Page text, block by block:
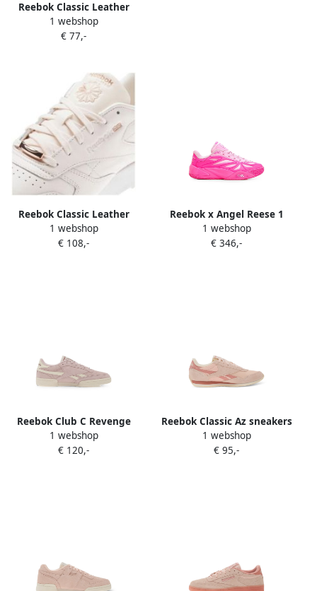
Reebok Classic Leather
"Metallic" basisschool
Schoenen
1 webshop
€ 77,-
Reebok Classic Leather
Dames Schoenen
1 webshop
€ 108,-
Reebok x Angel Reese 1
sneakers Roze
1 webshop
€ 346,-
Reebok Club C Revenge
sneakers Roze
1 webshop
€ 120,-
Reebok Classic Az sneakers
Roze
1 webshop
€ 95,-